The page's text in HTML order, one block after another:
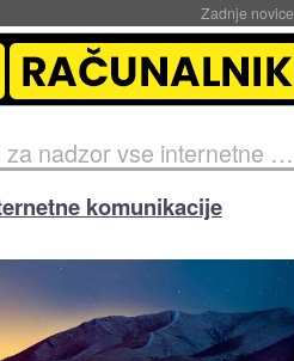
Zadnje novice
vse internetne komunikacije
komunikacije